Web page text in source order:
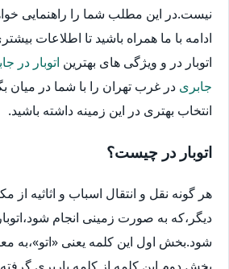
نیست.در این مطلب شما را راهنمایی
ادامه با ما همراه باشید تا اطلاعات
اتوبار در و ویژگی های بهترین اتوبار در
جابری در غرب تهران را با شما در میان
انتخاب بهتری در این زمینه داشته باشید.
اتوبار در چیست؟
هر گونه نقل و انتقال اسباب و اثاثیه از
دیگر،که به صورت زمینی انجام
شود.بخش اول این کلمه یعنی «اتو»،به
بخش دوم این کلمه از کلمه باربری